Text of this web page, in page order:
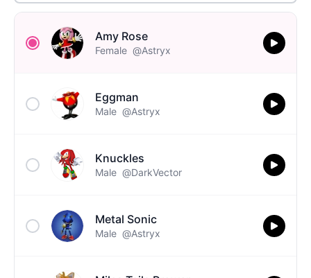
Amy Rose
Female @Astryx
Eggman
Male @Astryx
Knuckles
Male @DarkVector
Metal Sonic
Male @Astryx